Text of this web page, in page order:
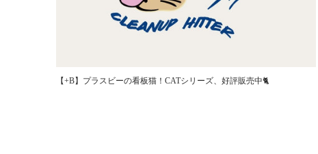
【+B】プラスビーの看板猫！CATシリーズ、好評販売中🐈